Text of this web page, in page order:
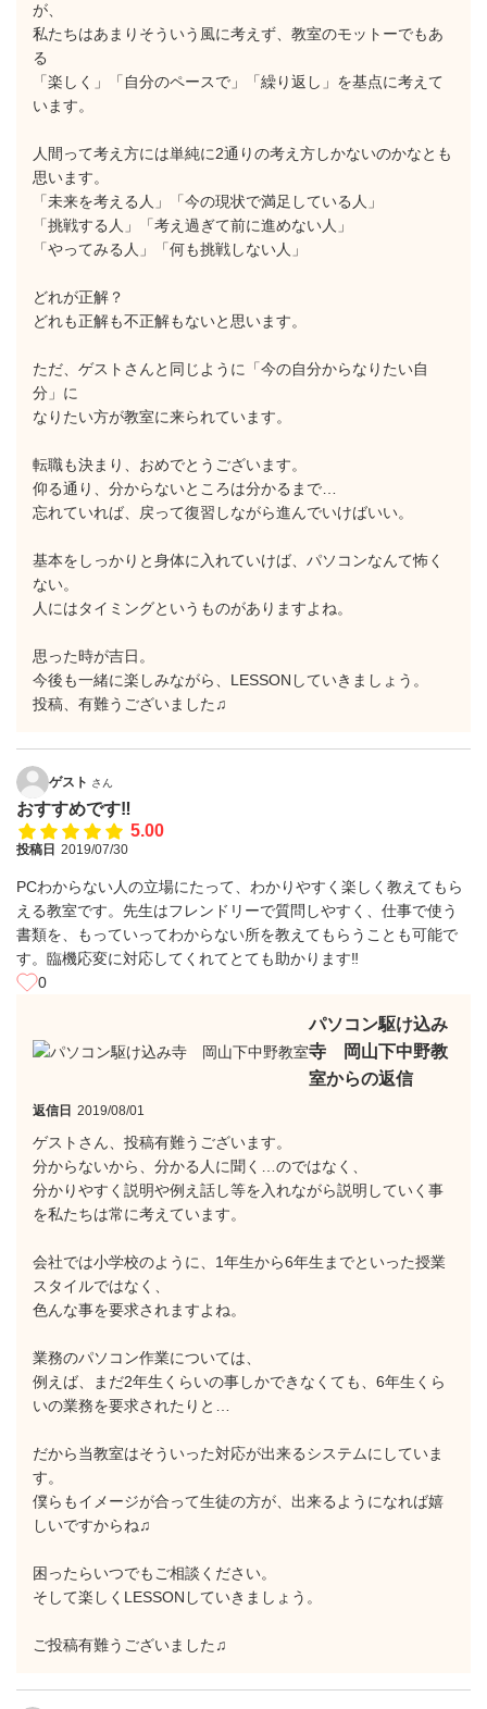
が、
私たちはあまりそういう風に考えず、教室のモットーでもあ
る
「楽しく」「自分のペースで」「繰り返し」を基点に考えて
います。
人間って考え方には単純に2通りの考え方しかないのかなとも
思います。
「未来を考える人」「今の現状で満足している人」
「挑戦する人」「考え過ぎて前に進めない人」
「やってみる人」「何も挑戦しない人」
どれが正解？
どれも正解も不正解もないと思います。
ただ、ゲストさんと同じように「今の自分からなりたい自
分」に
なりたい方が教室に来られています。
転職も決まり、おめでとうございます。
仰る通り、分からないところは分かるまで…
忘れていれば、戻って復習しながら進んでいけばいい。
基本をしっかりと身体に入れていけば、パソコンなんて怖く
ない。
人にはタイミングというものがありますよね。
思った時が吉日。
今後も一緒に楽しみながら、LESSONしていきましょう。
投稿、有難うございました♫
ゲスト さん
おすすめです‼️
5.00
投稿日 2019/07/30
PCわからない人の立場にたって、わかりやすく楽しく教えてもら
える教室です。先生はフレンドリーで質問しやすく、仕事で使う
書類を、もっていってわからない所を教えてもらうことも可能で
す。臨機応変に対応してくれてとても助かります‼️
0
パソコン駆け込み
寺 岡山下中野教
室からの返信
返信日 2019/08/01
ゲストさん、投稿有難うございます。
分からないから、分かる人に聞く…のではなく、
分かりやすく説明や例え話し等を入れながら説明していく事
を私たちは常に考えています。
会社では小学校のように、1年生から6年生までといった授業
スタイルではなく、
色んな事を要求されますよね。
業務のパソコン作業については、
例えば、まだ2年生くらいの事しかできなくても、6年生くら
いの業務を要求されたりと…
だから当教室はそういった対応が出来るシステムにしていま
す。
僕らもイメージが合って生徒の方が、出来るようになれば嬉
しいですからね♫
困ったらいつでもご相談ください。
そして楽しくLESSONしていきましょう。
ご投稿有難うございました♫